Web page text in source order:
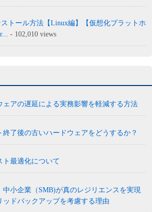
ストール方法【Linux編】【仮想化プラットホ
- 102,010 views
ェアの遅延による実務影響を軽減する方法
終了後の古いハードウェアをどうするか？
ト最適化について
中小企業（SMB)が真のレジリエンスを実現
ッドバックアップを考慮する理由